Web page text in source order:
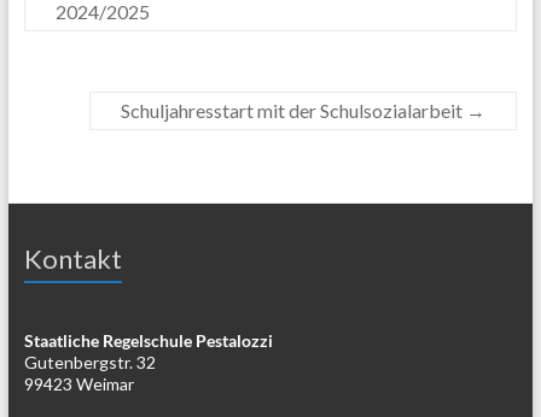
2024/2025
Schuljahresstart mit der Schulsozialarbeit →
Kontakt
Staatliche Regelschule Pestalozzi
Gutenbergstr. 32
99423 Weimar